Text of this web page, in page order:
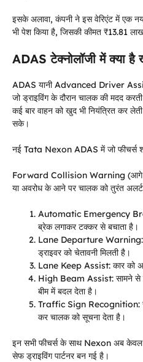
इसके अलावा, कंपनी ने इस वेरिएंट में
भी पेश किया है, जिसकी कीमत ₹13.81
ADAS टेक्नोलॉजी में क्या है
ADAS यानी Advanced Driver
जो ड्राइविंग के दौरान चालक की मदद
कई बार वाहन को खुद भी नियंत्रित कर
सके।
नई Tata Nexon ADAS में जो फीचर्स
Forward Collision Warning (आगे
या अवरोध के आने पर चालक को तुरंत
Automatic Emergency
ब्रेक लगाकर टक्कर से बचाता है।
Lane Departure Warning:
ड्राइवर को चेतावनी मिलती है।
Lane Keep Assist: कार को
High Beam Assist: सामने से
बीम में बदल देता है।
Traffic Sign Recognition:
कर चालक को सूचना देता है।
इन सभी फीचर्स के साथ Nexon अब केवल
सेफ ड्राइविंग पार्टनर बन गई है।